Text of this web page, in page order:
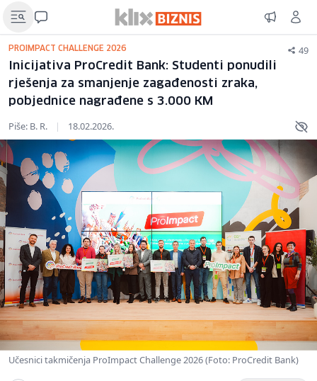
PROIMPACT CHALLENGE 2026 49
Inicijativa ProCredit Bank: Studenti ponudili
rješenja za smanjenje zagađenosti zraka,
pobjednice nagrađene s 3.000 KM
Piše: B. R. | 18.02.2026.
Učesnici takmičenja ProImpact Challenge 2026 (Foto: ProCredit Bank)